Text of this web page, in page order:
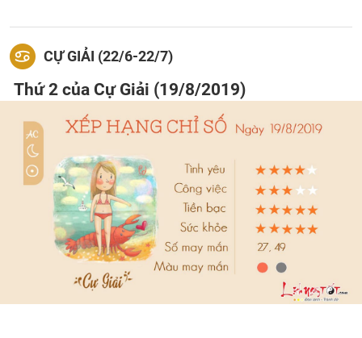
CỰ GIẢI (22/6-22/7)
Thứ 2 của Cự Giải (19/8/2019)